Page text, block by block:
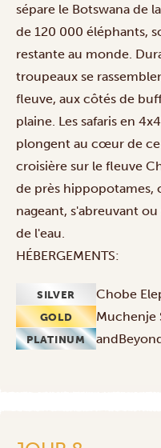
sépare le Botswana de
de 120 000 éléphants,
restante au monde.
troupeaux se
fleuve, aux côtés de
plaine. Les safaris en
plongent au cœur de
croisière sur le fleuve
de près hippopotames,
nageant, s'abreuvant
de l'eau.
HÉBERGEMENTS:
SILVER Chobe
GOLD Muchenje
PLATINUM